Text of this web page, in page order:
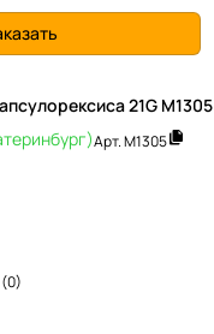
21G М1305
Арт.М1305